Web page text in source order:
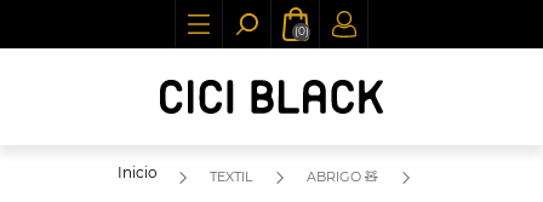
(0)
Inicio TEXTIL ABRIGO 🧸